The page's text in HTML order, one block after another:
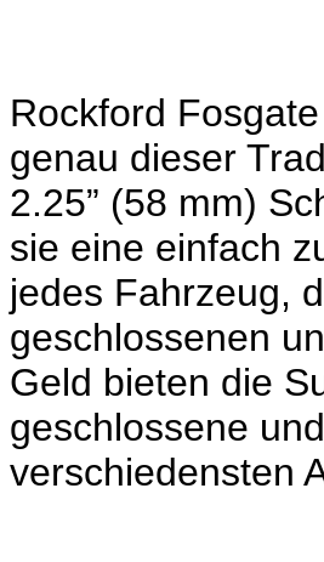
Rockford
genau dieser
2.25” (58 mm)
sie eine einfach
jedes Fahrzeug,
geschlossenen
Geld bieten die
geschlossene
verschiedensten